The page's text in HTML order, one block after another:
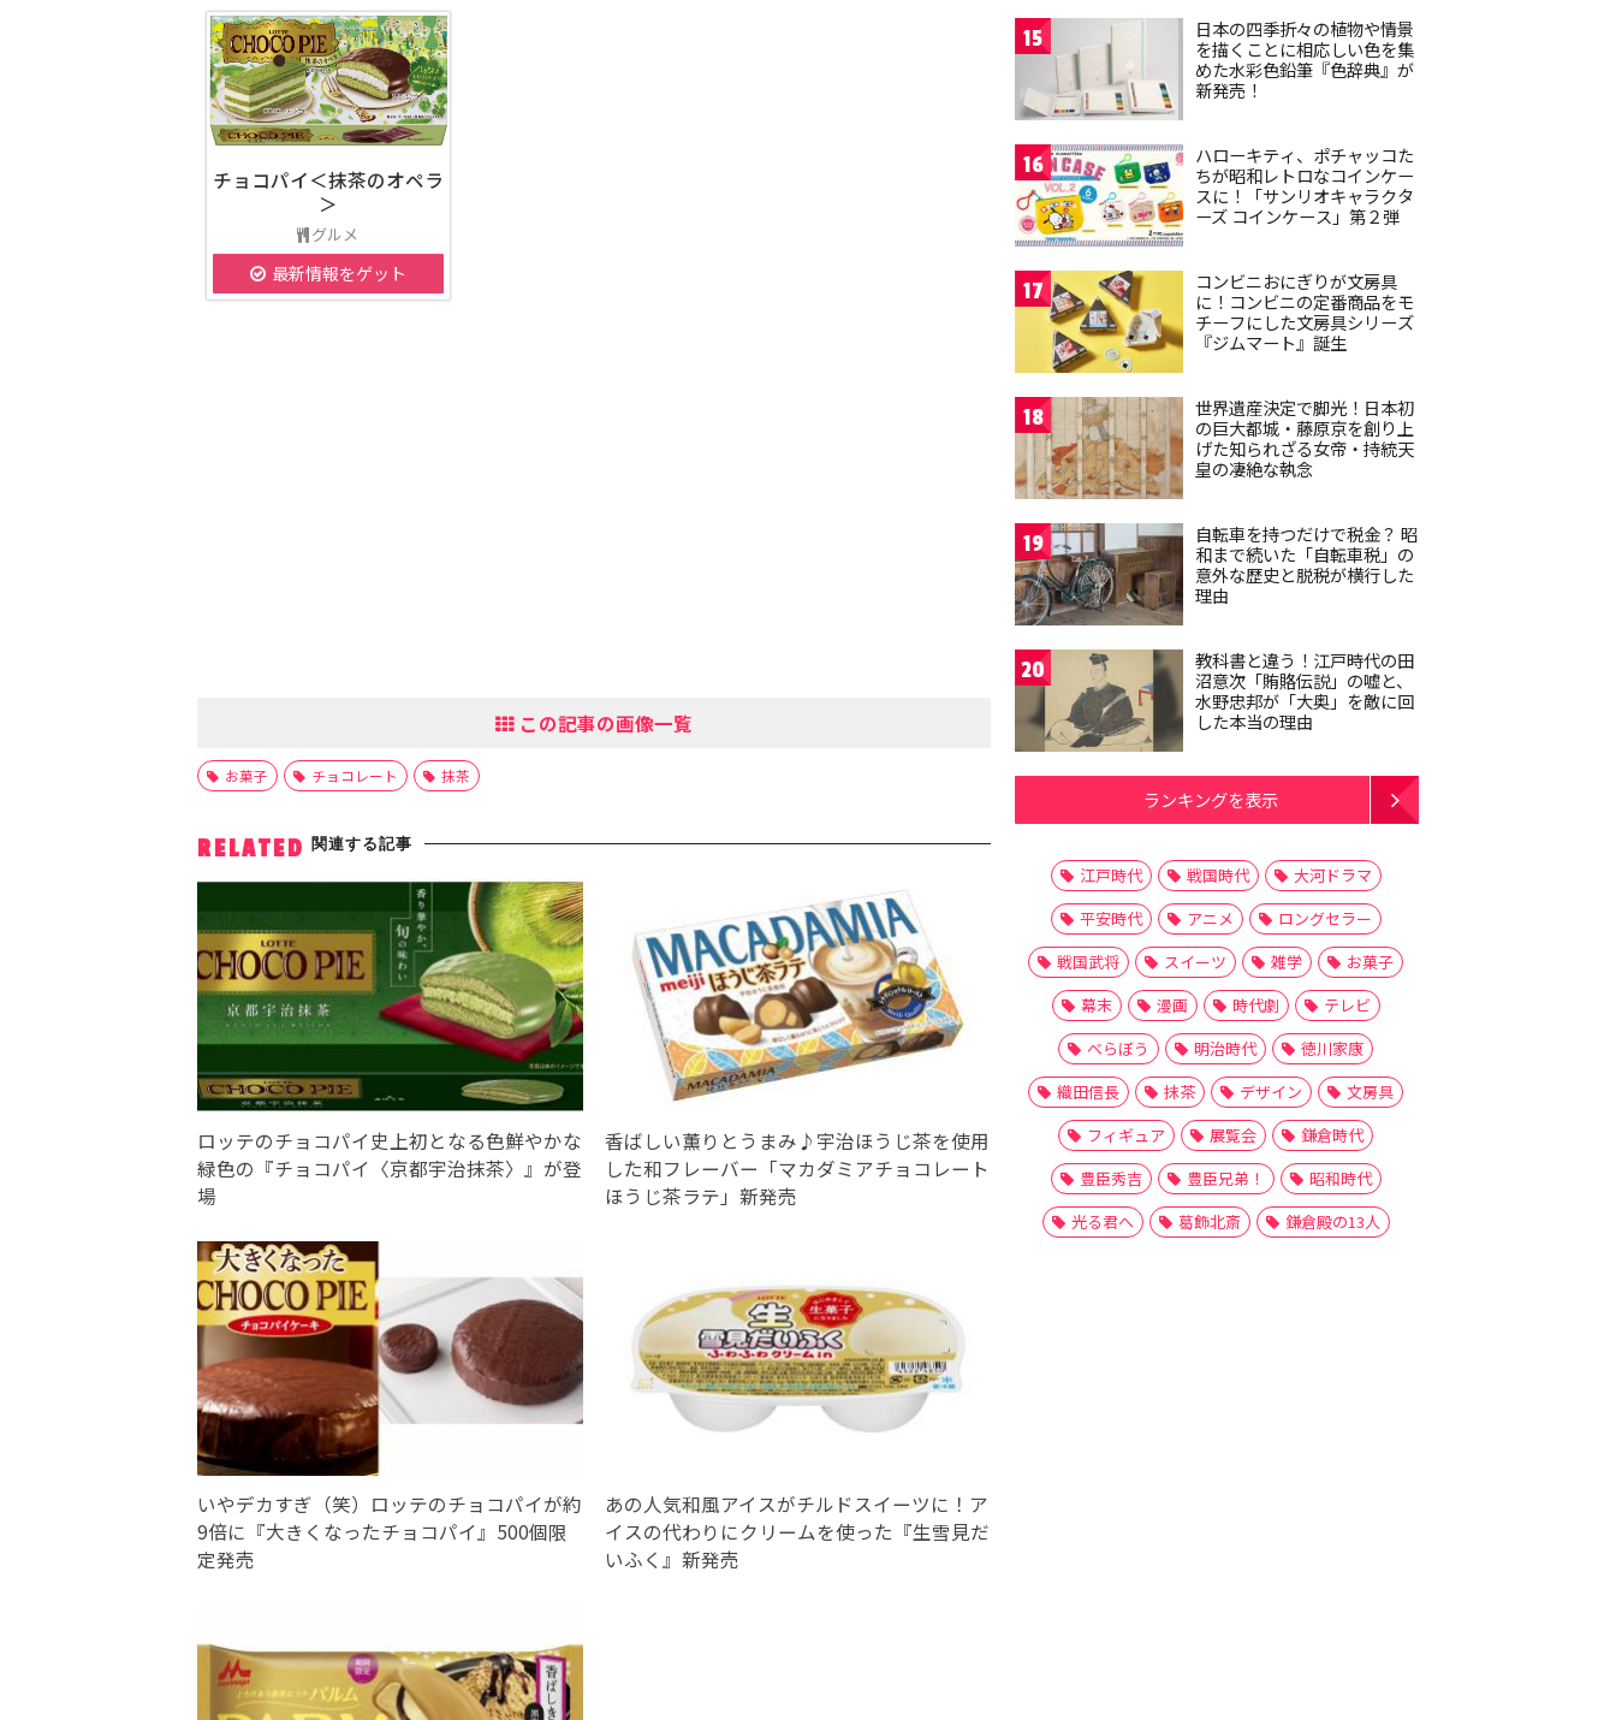
チョコパイ＜抹茶のオペラ
＞
グルメ
最新情報をゲット
この記事の画像一覧
お菓子 チョコレート 抹茶
RELATED 関連する記事
ロッテのチョコパイ史上初となる色鮮やかな
緑色の『チョコパイ〈京都宇治抹茶〉』が登
場
香ばしい薫りとうまみ♪宇治ほうじ茶を使用
した和フレーバー「マカダミアチョコレート
ほうじ茶ラテ」新発売
いやデカすぎ（笑）ロッテのチョコパイが約
9倍に『大きくなったチョコパイ』500個限
定発売
あの人気和風アイスがチルドスイーツに！ア
イスの代わりにクリームを使った『生雪見だ
いふく』新発売
15
日本の四季折々の植物や情景
を描くことに相応しい色を集
めた水彩色鉛筆『色辞典』が
新発売！
16
ハローキティ、ポチャッコた
ちが昭和レトロなコインケー
スに！「サンリオキャラクタ
ーズ コインケース」第２弾
17
コンビニおにぎりが文房具
に！コンビニの定番商品をモ
チーフにした文房具シリーズ
『ジムマート』誕生
18
世界遺産決定で脚光！日本初
の巨大都城・藤原京を創り上
げた知られざる女帝・持統天
皇の凄絶な執念
19
自転車を持つだけで税金？ 昭
和まで続いた「自転車税」の
意外な歴史と脱税が横行した
理由
20
教科書と違う！江戸時代の田
沼意次「賄賂伝説」の嘘と、
水野忠邦が「大奥」を敵に回
した本当の理由
ランキングを表示
江戸時代 戦国時代
大河ドラマ
平安時代
アニメ
ロングセラー
戦国武将
スイーツ 雑学
お菓子
幕末
漫画 時代劇
テレビ
べらぼう
明治時代
徳川家康
織田信長
抹茶 デザイン
文房具
フィギュア
展覧会
鎌倉時代
豊臣秀吉
豊臣兄弟！
昭和時代
光る君へ
葛飾北斎 鎌倉殿の13人